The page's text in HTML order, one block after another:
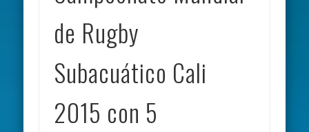
de Rugby
Subacuático Cali
2015 con 5